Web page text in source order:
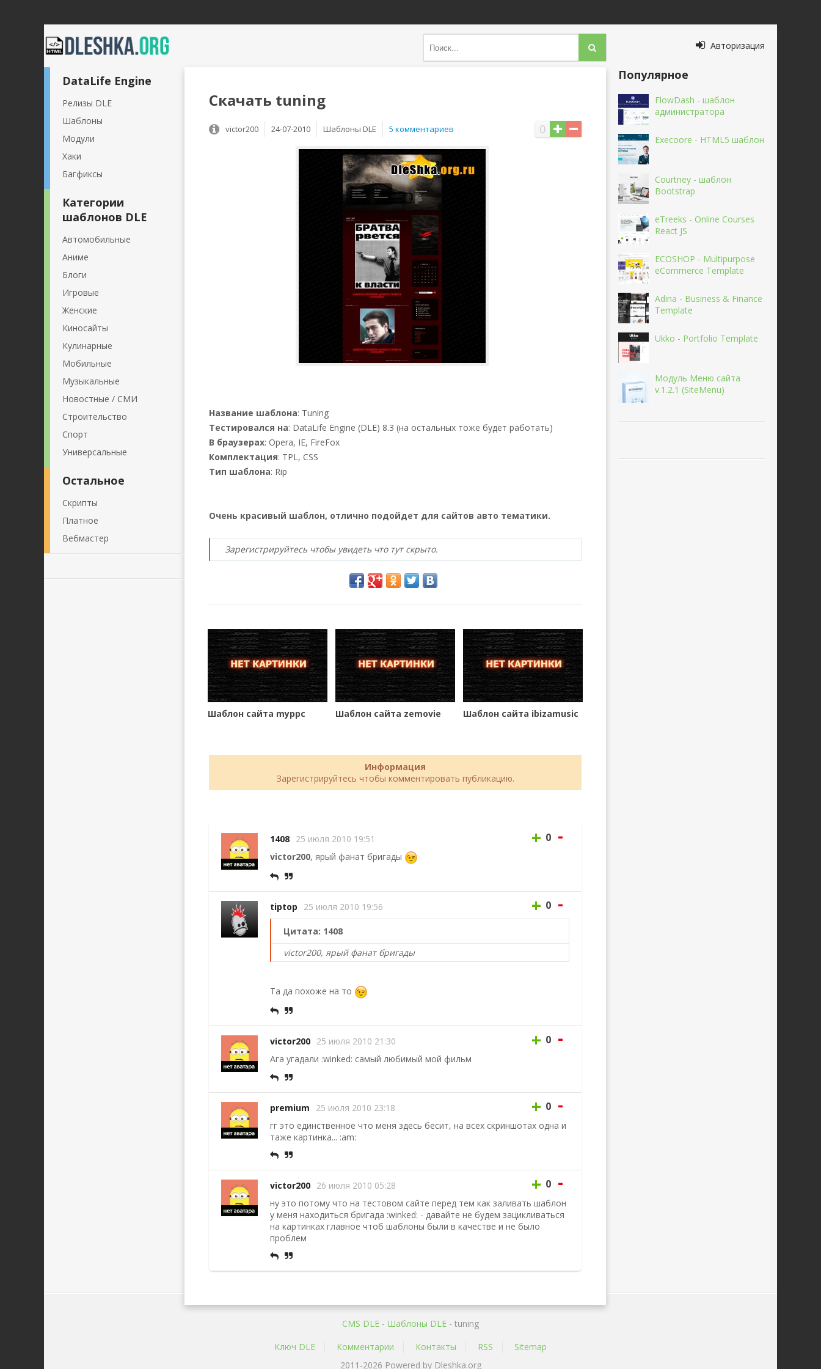
Авторизация
Скачать tuning
0
victor200 24-07-2010 Шаблоны DLE 5 комментариев
Название шаблона: Tuning
Тестировался на: DataLife Engine (DLE) 8.3 (на остальных тоже будет работать)
В браузерах: Opera, IE, FireFox
Комплектация: TPL, CSS
Тип шаблона: Rip
Очень красивый шаблон, отлично подойдет для сайтов авто тематики.
Зарегистрируйтесь чтобы увидеть что тут скрыто.
Шаблон сайта myppc Шаблон сайта zemovie Шаблон сайта ibizamusic
Информация
Зарегистрируйтесь чтобы комментировать публикацию.
1408 25 июля 2010 19:51 + 0 -
victor200, ярый фанат бригады
tiptop 25 июля 2010 19:56 + 0 -
Цитата: 1408
victor200, ярый фанат бригады
Та да похоже на то
victor200 25 июля 2010 21:30 + 0 -
Ага угадали :winked: самый любимый мой фильм
premium 25 июля 2010 23:18 + 0 -
гг это единственное что меня здесь бесит, на всех скриншотах одна и
таже картинка... :am:
victor200 26 июля 2010 05:28 + 0 -
ну это потому что на тестовом сайте перед тем как заливать шаблон
у меня находиться бригада :winked: - давайте не будем зацикливаться
на картинках главное чтоб шаблоны были в качестве и не было
проблем
DataLife Engine
Релизы DLE
Шаблоны
Модули
Хаки
Багфиксы
Категории
шаблонов DLE
Автомобильные
Аниме
Блоги
Игровые
Женские
Киносайты
Кулинарные
Мобильные
Музыкальные
Новостные / СМИ
Строительство
Спорт
Универсальные
Остальное
Скрипты
Платное
Вебмастер
Популярное
FlowDash - шаблон
администратора
Execoore - HTML5 шаблон
Courtney - шаблон
Bootstrap
eTreeks - Online Courses
React JS
ECOSHOP - Multipurpose
eCommerce Template
Adina - Business & Finance
Template
Ukko - Portfolio Template
Модуль Меню сайта
v.1.2.1 (SiteMenu)
CMS DLE - Шаблоны DLE - tuning
Ключ DLE
Комментарии Контакты RSS
Sitemap
2011-2026 Powered by Dleshka.org